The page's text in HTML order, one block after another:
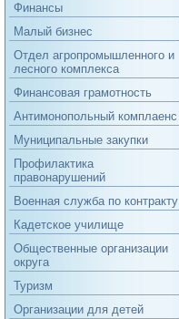
Финансы
Малый бизнес
Отдел агропромышленного и
лесного комплекса
Финансовая грамотность
Антимонопольный комплаенс
Муниципальные закупки
Профилактика
правонарушений
Военная служба по контракту
Кадетское училище
Общественные организации
округа
Туризм
Организации для детей